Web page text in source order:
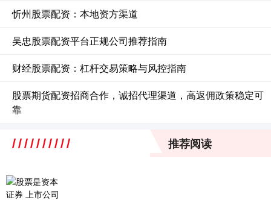
忻州股票配资：本地资方渠道
吴忠股票配资平台正规公司推荐指南
财经股票配资：杠杆交易策略与风控指南
股票期货配资招商合作，诚招代理渠道，高返佣政策稳定可
靠
推荐阅读